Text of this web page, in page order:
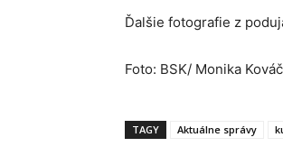
Ďalšie fotografie z
Foto: BSK/ Monika
TAGY Aktuálne správy